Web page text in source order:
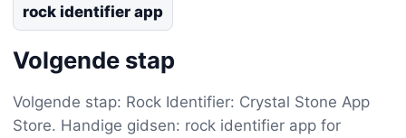
rock identifier app
Volgende stap
Volgende stap: Rock Identifier: Crystal Stone App
Store. Handige gidsen: rock identifier app for